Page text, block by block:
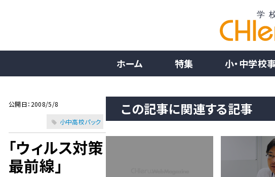
ホーム 特集 小・中学校
公開日：2008/5/8
小中高校パック
「ウィルス対策
最前線」
この記事に関連する記事